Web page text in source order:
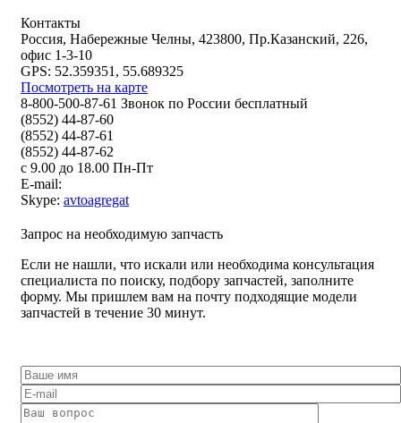
Контакты
Россия, Набережные Челны, 423800, Пр.Казанский, 226,
офис 1-3-10
GPS: 52.359351, 55.689325
Посмотреть на карте
8-800-500-87-61 Звонок по России бесплатный
(8552) 44-87-60
(8552) 44-87-61
(8552) 44-87-62
с 9.00 до 18.00 Пн-Пт
E-mail:
Skype: avtoagregat
Запрос на необходимую запчасть
Если не нашли, что искали или необходима консультация
специалиста по поиску, подбору запчастей, заполните
форму. Мы пришлем вам на почту подходящие модели
запчастей в течение 30 минут.